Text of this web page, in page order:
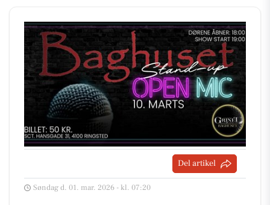
Del artikel
Søndag d. 01. mar. 2026 - kl. 07:20